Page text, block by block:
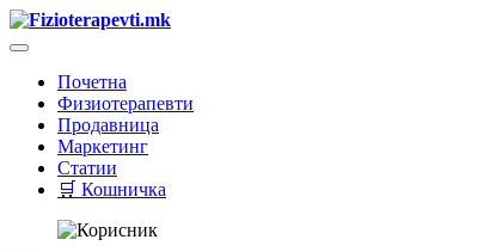
Почетна
Физиотерапевти
Продавница
Маркетинг
Статии
🛒 Кошничка